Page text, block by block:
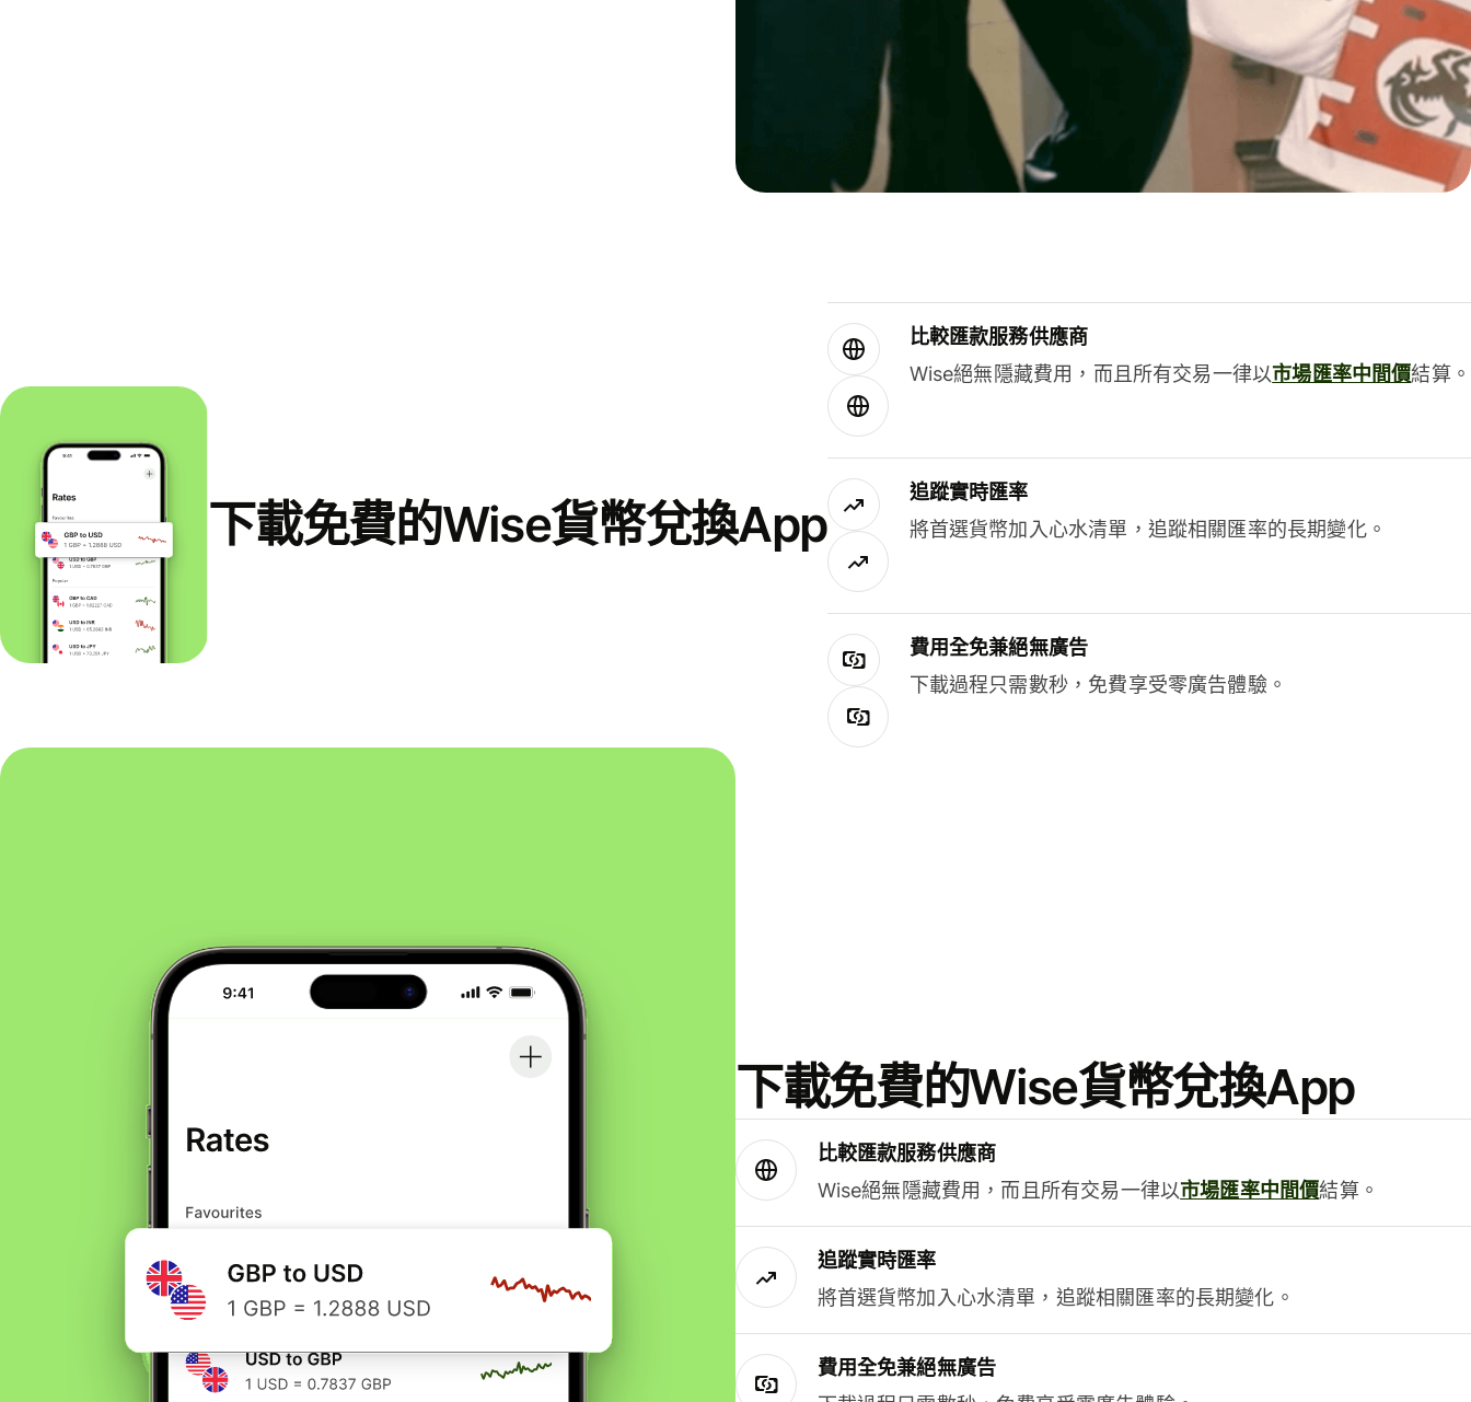
下載免費的Wise貨幣兌換App
比較匯款服務供應商
Wise絕無隱藏費用，而且所有交易一律以市場匯率中間價結算。
追蹤實時匯率
將首選貨幣加入心水清單，追蹤相關匯率的長期變化。
費用全免兼絕無廣告
下載過程只需數秒，免費享受零廣告體驗。
下載免費的Wise貨幣兌換App
比較匯款服務供應商
Wise絕無隱藏費用，而且所有交易一律以市場匯率中間價結算。
追蹤實時匯率
將首選貨幣加入心水清單，追蹤相關匯率的長期變化。
費用全免兼絕無廣告